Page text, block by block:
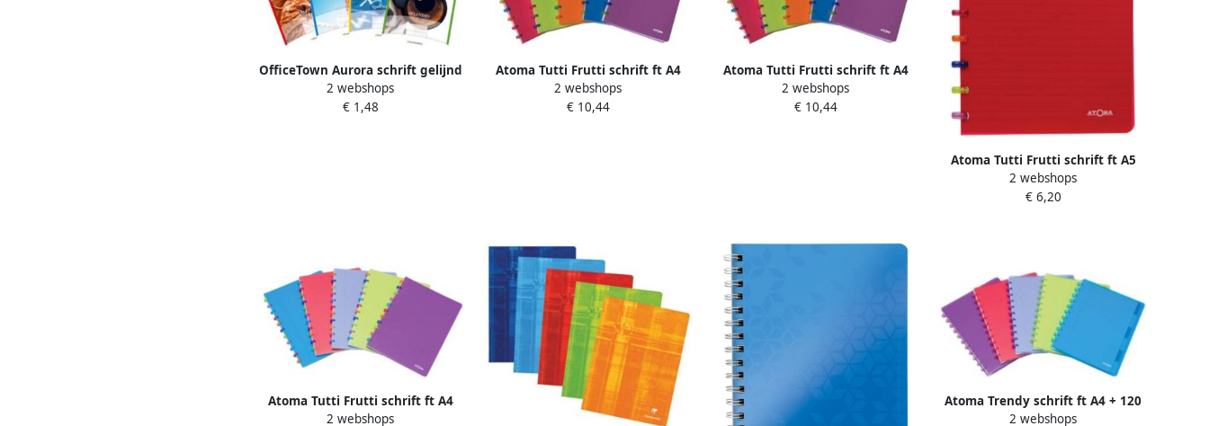
OfficeTown Aurora schrift gelijnd
5 5 5 mm
2 webshops
€ 1,48
Atoma Tutti Frutti schrift ft A4
144 bladzijden geruit 5 mm
geassorteerde kleuren
2 webshops
€ 10,44
Atoma Tutti Frutti schrift ft A4
144 bladzijden commercieel
geruit geassorteerde kleuren
2 webshops
€ 10,44
Atoma Tutti Frutti schrift ft A5
144 bladzijden gelijnd
geassorteerde kleuren
2 webshops
€ 6,20
Atoma Tutti Frutti schrift ft A4
144 bladzijden gelijnd
2 webshops
Atoma Trendy schrift ft A4 + 120
bladzijden geruit 5mm met 6
2 webshops